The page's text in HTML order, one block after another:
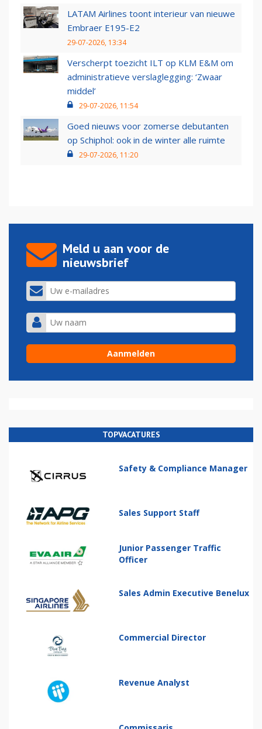
LATAM Airlines toont interieur van nieuwe
Embraer E195-E2
29-07-2026, 13:34
Verscherpt toezicht ILT op KLM E&M om
administratieve verslaglegging: ‘Zwaar
middel’
29-07-2026, 11:54
Goed nieuws voor zomerse debutanten
op Schiphol: ook in de winter alle ruimte
29-07-2026, 11:20
Meld u aan voor de
nieuwsbrief
TOPVACATURES
Safety & Compliance Manager
Sales Support Staff
Junior Passenger Traffic
Officer
Sales Admin Executive Benelux
Commercial Director
Revenue Analyst